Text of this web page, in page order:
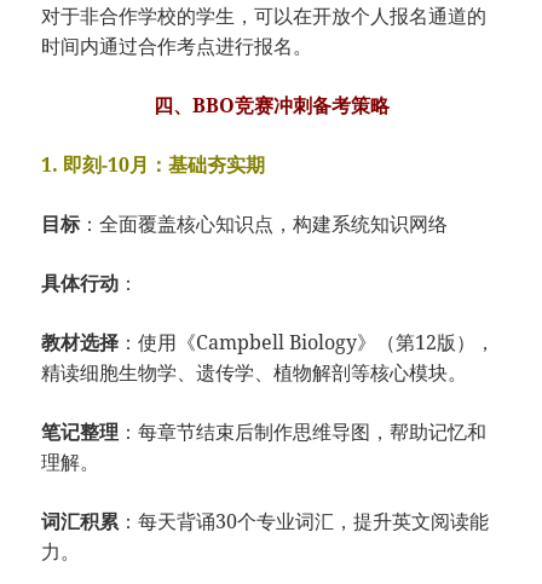
对于非合作学校的学生，可以在开放个人报名通道的
时间内通过合作考点进行报名。
四、BBO竞赛冲刺备考策略
1. 即刻-10月：基础夯实期
目标：全面覆盖核心知识点，构建系统知识网络
具体行动 ：
教材选择 ：使用《Campbell Biology》（第12版），
精读细胞生物学、遗传学、植物解剖等核心模块。
笔记整理 ：每章节结束后制作思维导图，帮助记忆和
理解。
词汇积累 ：每天背诵30个专业词汇，提升英文阅读能
力。